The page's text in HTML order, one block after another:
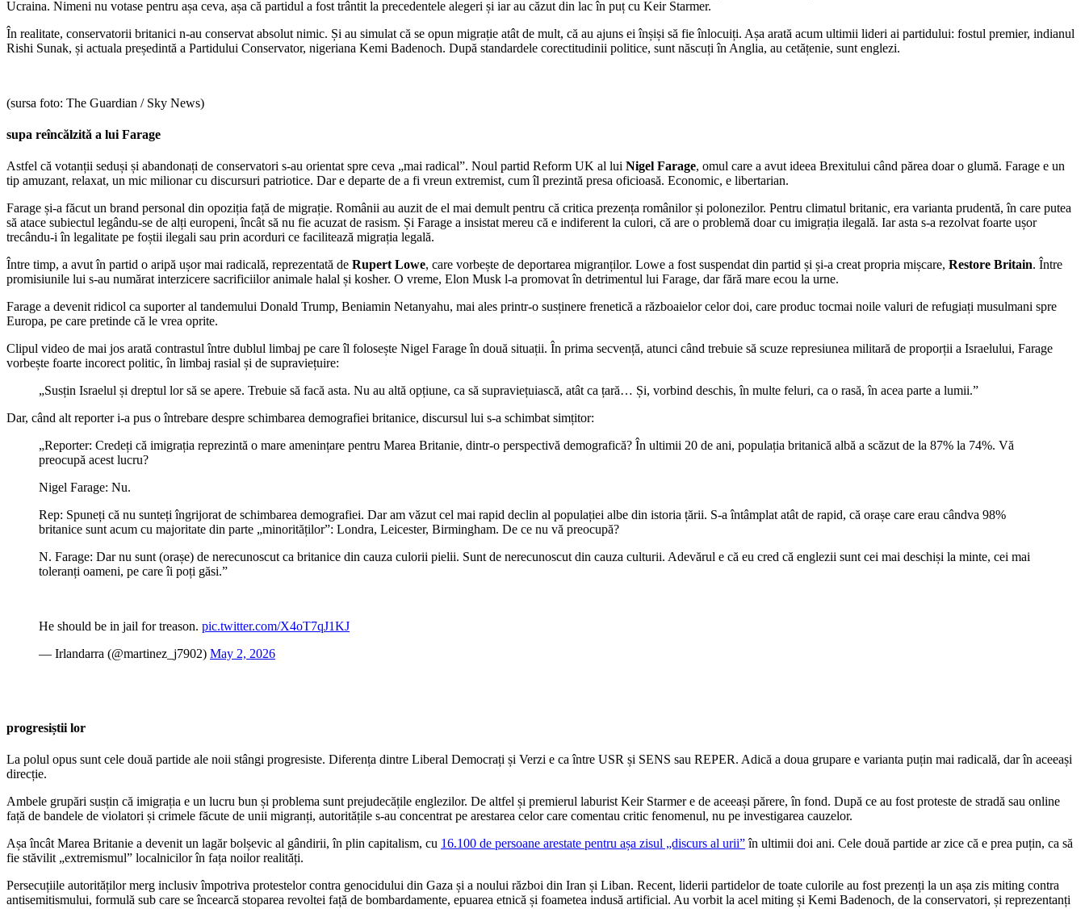
Ucraina. Nimeni nu votase pentru așa ceva, așa că partidul a fost trântit la precedentele alegeri și iar au căzut din lac în puț cu Keir Starmer.
În realitate, conservatorii britanici n-au conservat absolut nimic. Și au simulat că se opun migrație atât de mult, că au ajuns ei înșiși să fie înlocuiți. Așa arată acum ultimii lideri ai partidului: fostul premier, indianul
Rishi Sunak, și actuala președintă a Partidului Conservator, nigeriana Kemi Badenoch. După standardele corectitudinii politice, sunt născuți în Anglia, au cetățenie, sunt englezi.
(sursa foto: The Guardian / Sky News)
supa reîncălzită a lui Farage
Astfel că votanții seduși și abandonați de conservatori s-au orientat spre ceva „mai radical”. Noul partid Reform UK al lui Nigel Farage, omul care a avut ideea Brexitului când părea doar o glumă. Farage e un
tip amuzant, relaxat, un mic milionar cu discursuri patriotice. Dar e departe de a fi vreun extremist, cum îl prezintă presa oficioasă. Economic, e libertarian.
Farage și-a făcut un brand personal din opoziția față de migrație. Românii au auzit de el mai demult pentru că critica prezența românilor și polonezilor. Pentru climatul britanic, era varianta prudentă, în care putea
să atace subiectul legându-se de alți europeni, încât să nu fie acuzat de rasism. Și Farage a insistat mereu că e indiferent la culori, că are o problemă doar cu imigrația ilegală. Iar asta s-a rezolvat foarte ușor
trecându-i în legalitate pe foștii ilegali sau prin acorduri ce facilitează migrația legală.
Între timp, a avut în partid o aripă ușor mai radicală, reprezentată de Rupert Lowe, care vorbește de deportarea migranților. Lowe a fost suspendat din partid și și-a creat propria mișcare, Restore Britain. Între
promisiunile lui s-au numărat interzicere sacrificiilor animale halal și kosher. O vreme, Elon Musk l-a promovat în detrimentul lui Farage, dar fără mare ecou la urne.
Farage a devenit ridicol ca suporter al tandemului Donald Trump, Beniamin Netanyahu, mai ales printr-o susținere frenetică a războaielor celor doi, care produc tocmai noile valuri de refugiați musulmani spre
Europa, pe care pretinde că le vrea oprite.
Clipul video de mai jos arată contrastul între dublul limbaj pe care îl folosește Nigel Farage în două situații. În prima secvență, atunci când trebuie să scuze represiunea militară de proporții a Israelului, Farage
vorbește foarte incorect politic, în limbaj rasial și de supraviețuire:
„Susțin Israelul și dreptul lor să se apere. Trebuie să facă asta. Nu au altă opțiune, ca să supraviețuiască, atât ca țară… Și, vorbind deschis, în multe feluri, ca o rasă, în acea parte a lumii.”
Dar, când alt reporter i-a pus o întrebare despre schimbarea demografiei britanice, discursul lui s-a schimbat simțitor:
„Reporter: Credeți că imigrația reprezintă o mare amenințare pentru Marea Britanie, dintr-o perspectivă demografică? În ultimii 20 de ani, populația britanică albă a scăzut de la 87% la 74%. Vă
preocupă acest lucru?
Nigel Farage: Nu.
Rep: Spuneți că nu sunteți îngrijorat de schimbarea demografiei. Dar am văzut cel mai rapid declin al populației albe din istoria țării. S-a întâmplat atât de rapid, că orașe care erau cândva 98%
britanice sunt acum cu majoritate din parte „minorităților”: Londra, Leicester, Birmingham. De ce nu vă preocupă?
N. Farage: Dar nu sunt (orașe) de nerecunoscut ca britanice din cauza culorii pielii. Sunt de nerecunoscut din cauza culturii. Adevărul e că eu cred că englezii sunt cei mai deschiși la minte, cei mai
toleranți oameni, pe care îi poți găsi.”
He should be in jail for treason. pic.twitter.com/X4oT7qJ1KJ
— Irlandarra (@martinez_j7902) May 2, 2026
progresiștii lor
La polul opus sunt cele două partide ale noii stângi progresiste. Diferența dintre Liberal Democrați și Verzi e ca între USR și SENS sau REPER. Adică a doua grupare e varianta puțin mai radicală, dar în aceeași
direcție.
Ambele grupări susțin că imigrația e un lucru bun și problema sunt prejudecățile englezilor. De altfel și premierul laburist Keir Starmer e de aceeași părere, în fond. După ce au fost proteste de stradă sau online
față de bandele de violatori și crimele făcute de unii migranți, autoritățile s-au concentrat pe arestarea celor care comentau critic fenomenul, nu pe investigarea cauzelor.
Așa încât Marea Britanie a devenit un lagăr bolșevic al gândirii, în plin capitalism, cu 16.100 de persoane arestate pentru așa zisul „discurs al urii”în ultimii doi ani. Cele două partide ar zice că e prea puțin, ca să
fie stăvilit „extremismul” localnicilor în fața noilor realități.
Persecuțiile autorităților merg inclusiv împotriva protestelor contra genocidului din Gaza și a noului război din Iran și Liban. Recent, liderii partidelor de toate culorile au fost prezenți la un așa zis miting contra
antisemitismului, formulă sub care se încearcă stoparea revoltei față de bombardamente, epuarea etnică și foametea indusă artificial. Au vorbit la acel miting și Kemi Badenoch, de la conservatori, și reprezentanți